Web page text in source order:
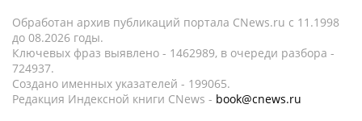
Обработан архив публикаций портала CNews.ru c 11.1998
до 08.2026 годы.
Ключевых фраз выявлено - 1462989, в очереди разбора -
724937.
Создано именных указателей - 199065.
Редакция Индексной книги CNews - book@cnews.ru